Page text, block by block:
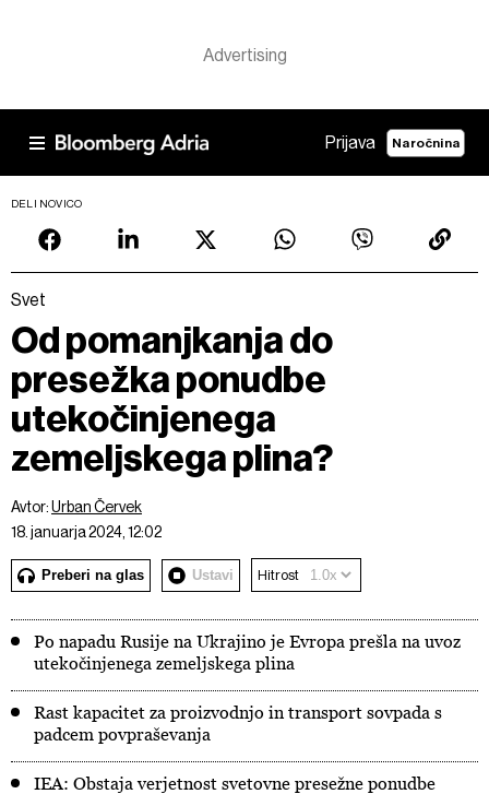
Prijava Naročnina
DELI NOVICO
Svet
Od pomanjkanja do
presežka ponudbe
utekočinjenega
zemeljskega plina?
Avtor:Urban Červek
18. januarja 2024, 12:02
Preberi na glas Ustavi Hitrost
Po napadu Rusije na Ukrajino je Evropa prešla na uvoz
utekočinjenega zemeljskega plina
Rast kapacitet za proizvodnjo in transport sovpada s
padcem povpraševanja
IEA: Obstaja verjetnost svetovne presežne ponudbe